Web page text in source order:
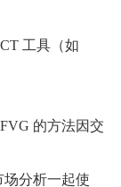
工具（如
的方法因交
分析一起使